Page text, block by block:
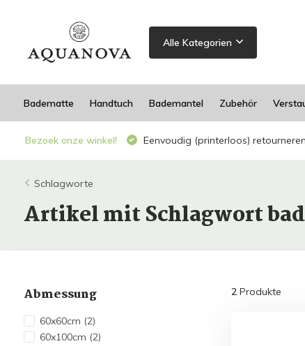
Alle Kategorien
Badematte Handtuch Bademantel Zubehör
Bezoek onze winkel! Eenvoudig (printerloos) retourneren
Schlagworte
Artikel mit Schlagwort
Abmessung
60x60cm (2)
60x100cm (2)
2Produkte